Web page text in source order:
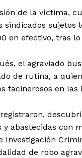
de la víctima,
sindicados
en efectivo, tras
el agraviado
de rutina, a
facinerosos en
y abastecidas con
Investigación
de robo